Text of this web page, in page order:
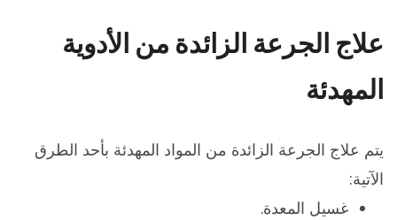
علاج الجرعة الزائدة من الأدوية
المهدئة
يتم علاج الجرعة الزائدة من المواد المهدئة بأحد الطرق
الآتية:
غسيل المعدة.